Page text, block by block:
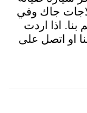
جاك وفي
24 من اتصالكم بنا. اذا اردت
او اتصل على